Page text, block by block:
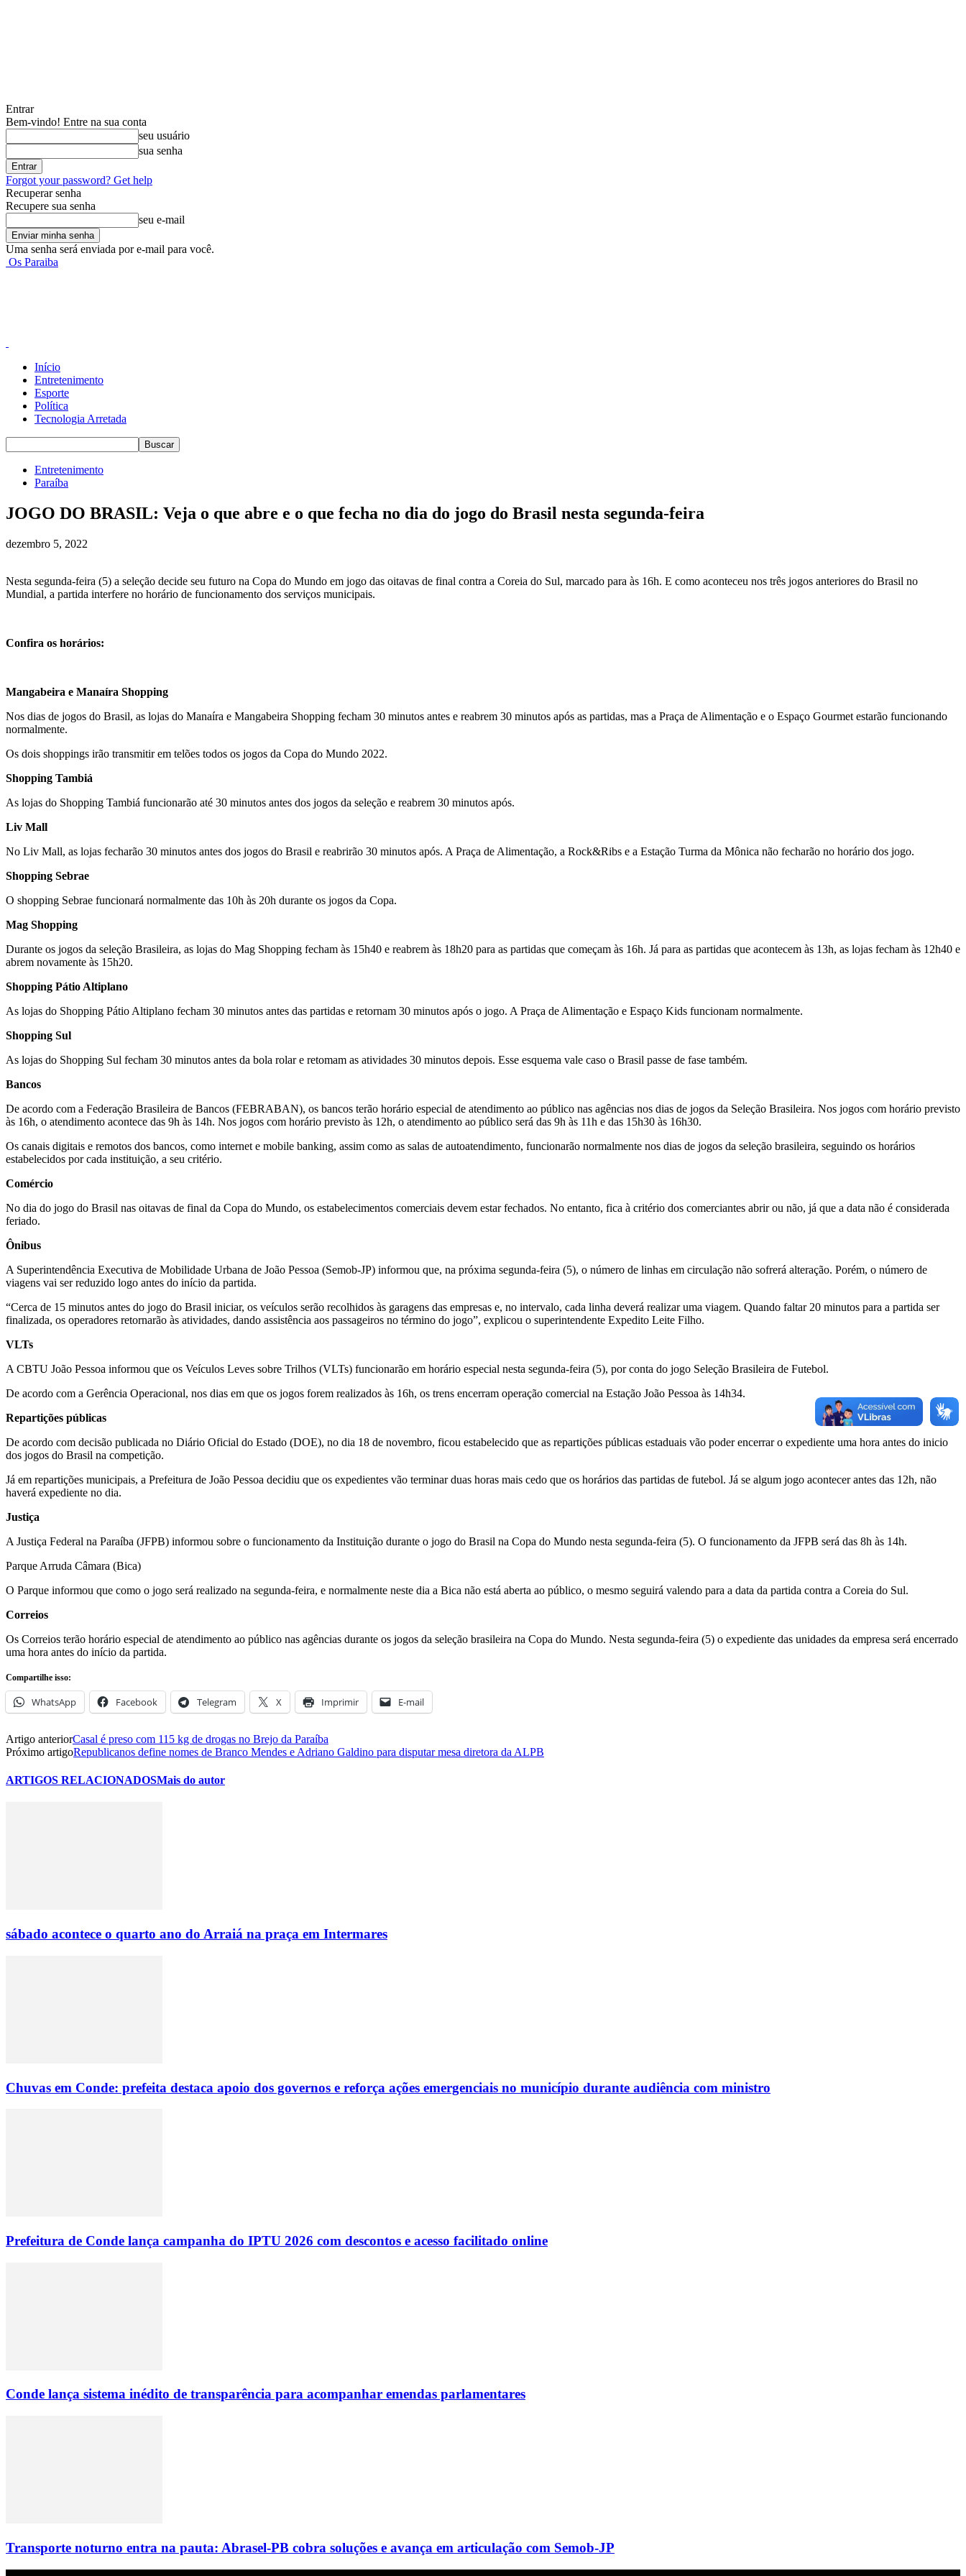
Entrar
Bem-vindo! Entre na sua conta
seu usuário
sua senha
Forgot your password? Get help
Recuperar senha
Recupere sua senha
seu e-mail
Uma senha será enviada por e-mail para você.
Os Paraiba
Início
Entretenimento
Esporte
Política
Tecnologia Arretada
Entretenimento
Paraíba
JOGO DO BRASIL: Veja o que abre e o que fecha no dia do jogo do Brasil nesta segunda-feira
dezembro 5, 2022
Nesta segunda-feira (5) a seleção decide seu futuro na Copa do Mundo em jogo das oitavas de final contra a Coreia do Sul, marcado para às 16h. E como aconteceu nos três jogos anteriores do Brasil no
Mundial, a partida interfere no horário de funcionamento dos serviços municipais.
Confira os horários:
Mangabeira e Manaíra Shopping
Nos dias de jogos do Brasil, as lojas do Manaíra e Mangabeira Shopping fecham 30 minutos antes e reabrem 30 minutos após as partidas, mas a Praça de Alimentação e o Espaço Gourmet estarão funcionando
normalmente.
Os dois shoppings irão transmitir em telões todos os jogos da Copa do Mundo 2022.
Shopping Tambiá
As lojas do Shopping Tambiá funcionarão até 30 minutos antes dos jogos da seleção e reabrem 30 minutos após.
Liv Mall
No Liv Mall, as lojas fecharão 30 minutos antes dos jogos do Brasil e reabrirão 30 minutos após. A Praça de Alimentação, a Rock&Ribs e a Estação Turma da Mônica não fecharão no horário dos jogo.
Shopping Sebrae
O shopping Sebrae funcionará normalmente das 10h às 20h durante os jogos da Copa.
Mag Shopping
Durante os jogos da seleção Brasileira, as lojas do Mag Shopping fecham às 15h40 e reabrem às 18h20 para as partidas que começam às 16h. Já para as partidas que acontecem às 13h, as lojas fecham às 12h40 e
abrem novamente às 15h20.
Shopping Pátio Altiplano
As lojas do Shopping Pátio Altiplano fecham 30 minutos antes das partidas e retornam 30 minutos após o jogo. A Praça de Alimentação e Espaço Kids funcionam normalmente.
Shopping Sul
As lojas do Shopping Sul fecham 30 minutos antes da bola rolar e retomam as atividades 30 minutos depois. Esse esquema vale caso o Brasil passe de fase também.
Bancos
De acordo com a Federação Brasileira de Bancos (FEBRABAN), os bancos terão horário especial de atendimento ao público nas agências nos dias de jogos da Seleção Brasileira. Nos jogos com horário previsto
às 16h, o atendimento acontece das 9h às 14h. Nos jogos com horário previsto às 12h, o atendimento ao público será das 9h às 11h e das 15h30 às 16h30.
Os canais digitais e remotos dos bancos, como internet e mobile banking, assim como as salas de autoatendimento, funcionarão normalmente nos dias de jogos da seleção brasileira, seguindo os horários
estabelecidos por cada instituição, a seu critério.
Comércio
No dia do jogo do Brasil nas oitavas de final da Copa do Mundo, os estabelecimentos comerciais devem estar fechados. No entanto, fica à critério dos comerciantes abrir ou não, já que a data não é considerada
feriado.
Ônibus
A Superintendência Executiva de Mobilidade Urbana de João Pessoa (Semob-JP) informou que, na próxima segunda-feira (5), o número de linhas em circulação não sofrerá alteração. Porém, o número de
viagens vai ser reduzido logo antes do início da partida.
“Cerca de 15 minutos antes do jogo do Brasil iniciar, os veículos serão recolhidos às garagens das empresas e, no intervalo, cada linha deverá realizar uma viagem. Quando faltar 20 minutos para a partida ser
finalizada, os operadores retornarão às atividades, dando assistência aos passageiros no término do jogo”, explicou o superintendente Expedito Leite Filho.
VLTs
A CBTU João Pessoa informou que os Veículos Leves sobre Trilhos (VLTs) funcionarão em horário especial nesta segunda-feira (5), por conta do jogo Seleção Brasileira de Futebol.
De acordo com a Gerência Operacional, nos dias em que os jogos forem realizados às 16h, os trens encerram operação comercial na Estação João Pessoa às 14h34.
Repartições públicas
De acordo com decisão publicada no Diário Oficial do Estado (DOE), no dia 18 de novembro, ficou estabelecido que as repartições públicas estaduais vão poder encerrar o expediente uma hora antes do inicio
dos jogos do Brasil na competição.
Já em repartições municipais, a Prefeitura de João Pessoa decidiu que os expedientes vão terminar duas horas mais cedo que os horários das partidas de futebol. Já se algum jogo acontecer antes das 12h, não
haverá expediente no dia.
Justiça
A Justiça Federal na Paraíba (JFPB) informou sobre o funcionamento da Instituição durante o jogo do Brasil na Copa do Mundo nesta segunda-feira (5). O funcionamento da JFPB será das 8h às 14h.
Parque Arruda Câmara (Bica)
O Parque informou que como o jogo será realizado na segunda-feira, e normalmente neste dia a Bica não está aberta ao público, o mesmo seguirá valendo para a data da partida contra a Coreia do Sul.
Correios
Os Correios terão horário especial de atendimento ao público nas agências durante os jogos da seleção brasileira na Copa do Mundo. Nesta segunda-feira (5) o expediente das unidades da empresa será encerrado
uma hora antes do início da partida.
Compartilhe isso:
WhatsApp Facebook Telegram X Imprimir E-mail
Artigo anteriorCasal é preso com 115 kg de drogas no Brejo da Paraíba
Próximo artigoRepublicanos define nomes de Branco Mendes e Adriano Galdino para disputar mesa diretora da ALPB
ARTIGOS RELACIONADOSMais do autor
sábado acontece o quarto ano do Arraiá na praça em Intermares
Chuvas em Conde: prefeita destaca apoio dos governos e reforça ações emergenciais no município durante audiência com ministro
Prefeitura de Conde lança campanha do IPTU 2026 com descontos e acesso facilitado online
Conde lança sistema inédito de transparência para acompanhar emendas parlamentares
Transporte noturno entra na pauta: Abrasel-PB cobra soluções e avança em articulação com Semob-JP